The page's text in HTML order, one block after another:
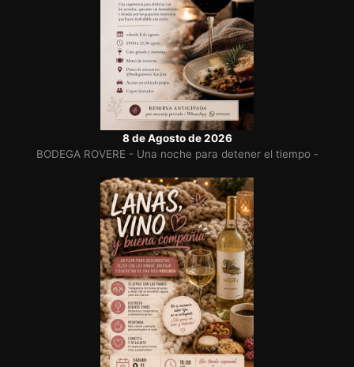
8 de Agosto de 2026
BODEGA ROVERE - Una noche para detener el tiempo -